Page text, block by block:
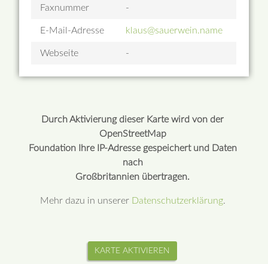
Faxnummer -
E-Mail-Adresse klaus@sauerwein.name
Webseite -
Durch Aktivierung dieser Karte wird von der
OpenStreetMap
Foundation Ihre IP-Adresse gespeichert und Daten
nach
Großbritannien übertragen.
Mehr dazu in unserer Datenschutzerklärung.
KARTE AKTIVIEREN